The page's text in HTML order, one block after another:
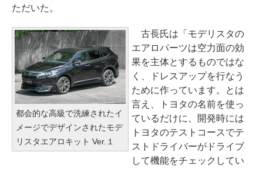
ただいた。
都会的な高級で洗練されたイ
メージでデザインされたモデ
リスタエアロキット Ver.１
古長氏は「モデリスタの
エアロパーツは空力面の効
果を主体とするものではな
く、ドレスアップを行なう
ために作っています。とは
言え、トヨタの名前を使っ
ているだけに、開発時には
トヨタのテストコースでテ
ストドライバーがドライブ
して機能をチェックしてい